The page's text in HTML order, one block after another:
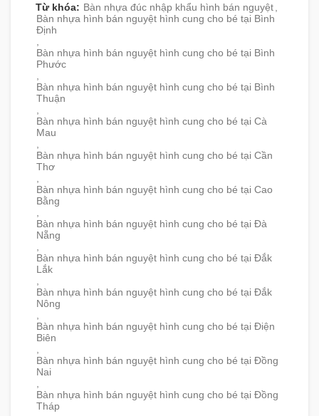
Từ khóa: Bàn nhựa đúc nhập khẩu hình bán nguyệt
Bàn nhựa hình bán nguyệt hình cung cho bé tại Bình
Định
Bàn nhựa hình bán nguyệt hình cung cho bé tại Bình
Phước
Bàn nhựa hình bán nguyệt hình cung cho bé tại Bình
Thuận
Bàn nhựa hình bán nguyệt hình cung cho bé tại Cà
Mau
Bàn nhựa hình bán nguyệt hình cung cho bé tại Cần
Thơ
Bàn nhựa hình bán nguyệt hình cung cho bé tại Cao
Bằng
Bàn nhựa hình bán nguyệt hình cung cho bé tại Đà
Nẵng
Bàn nhựa hình bán nguyệt hình cung cho bé tại Đắk
Lắk
Bàn nhựa hình bán nguyệt hình cung cho bé tại Đắk
Nông
Bàn nhựa hình bán nguyệt hình cung cho bé tại Điện
Biên
Bàn nhựa hình bán nguyệt hình cung cho bé tại Đồng
Nai
Bàn nhựa hình bán nguyệt hình cung cho bé tại Đồng
Tháp